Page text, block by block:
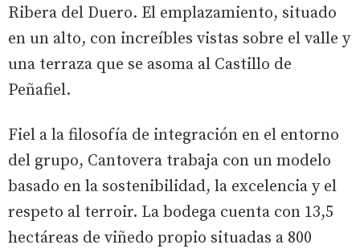
Ribera del Duero. El emplazamiento, situado
en un alto, con increíbles vistas sobre el valle y
una terraza que se asoma al Castillo de
Peñafiel.
Fiel a la filosofía de integración en el entorno
del grupo, Cantovera trabaja con un modelo
basado en la sostenibilidad, la excelencia y el
respeto al terroir. La bodega cuenta con 13,5
hectáreas de viñedo propio situadas a 800